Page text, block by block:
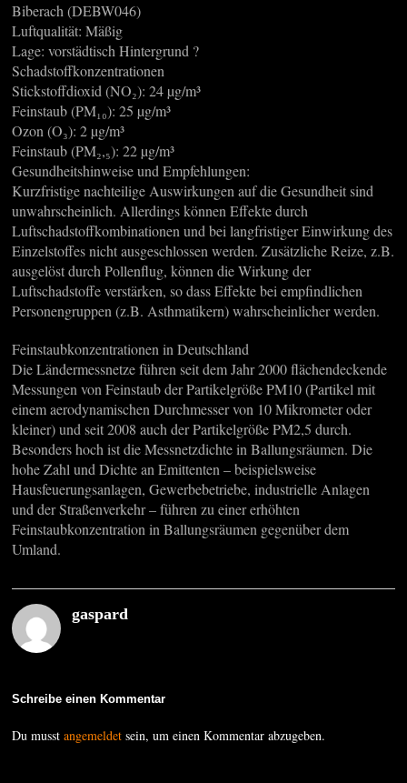
Biberach (DEBW046)
Luftqualität: Mäßig
Lage: vorstädtisch Hintergrund ?
Schadstoffkonzentrationen
Stickstoffdioxid (NO₂): 24 µg/m³
Feinstaub (PM₁₀): 25 µg/m³
Ozon (O₃): 2 µg/m³
Feinstaub (PM₂,₅): 22 µg/m³
Gesundheitshinweise und Empfehlungen:
Kurzfristige nachteilige Auswirkungen auf die Gesundheit sind
unwahrscheinlich. Allerdings können Effekte durch
Luftschadstoffkombinationen und bei langfristiger Einwirkung des
Einzelstoffes nicht ausgeschlossen werden. Zusätzliche Reize, z.B.
ausgelöst durch Pollenflug, können die Wirkung der
Luftschadstoffe verstärken, so dass Effekte bei empfindlichen
Personengruppen (z.B. Asthmatikern) wahrscheinlicher werden.
Feinstaubkonzentrationen in Deutschland
Die Ländermessnetze führen seit dem Jahr 2000 flächendeckende
Messungen von Feinstaub der Partikelgröße ⁠PM10⁠ (Partikel mit
einem aerodynamischen Durchmesser von 10 Mikrometer oder
kleiner) und seit 2008 auch der Partikelgröße ⁠PM2,5⁠ durch.
Besonders hoch ist die Messnetzdichte in Ballungsräumen. Die
hohe Zahl und Dichte an Emittenten – beispielsweise
Hausfeuerungsanlagen, Gewerbebetriebe, industrielle Anlagen
und der Straßenverkehr – führen zu einer erhöhten
Feinstaubkonzentration in Ballungsräumen gegenüber dem
Umland.
gaspard
Schreibe einen Kommentar
Du musstangemeldet sein, um einen Kommentar abzugeben.